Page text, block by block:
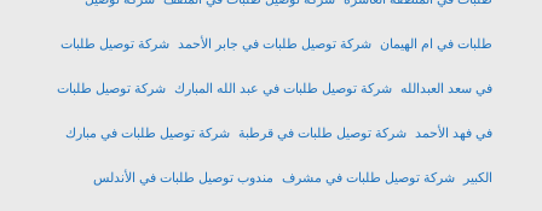
طلبات في ام الهيمان شركة توصيل طلبات في جابر الأحمد شركة توصيل طلبات
في سعد العبدالله شركة توصيل طلبات في عبد الله المبارك شركة توصيل طلبات
في فهد الأحمد شركة توصيل طلبات في قرطبة شركة توصيل طلبات في مبارك
الكبير شركة توصيل طلبات في مشرف مندوب توصيل طلبات في الأندلس